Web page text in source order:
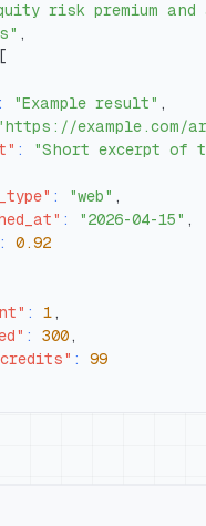
risk premium and
,
[
: "Example result" ,
example.com/
:
"Short excerpt of
: "web" ,
: "2026-04-15" ,
:
0.92
: 1 ,
: 300 ,
:
99